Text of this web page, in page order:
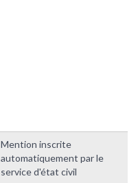
Mention inscrite
automatiquement par le
service d'état civil